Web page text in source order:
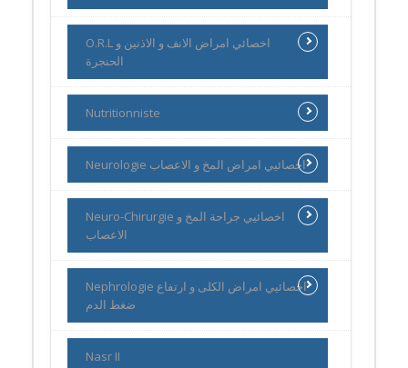
O.R.L اخصائي امراض الانف و الاذنين و
الحنجرة
Nutritionniste
Neurologie اخصائيي امراض المخ و الاعصاب
Neuro-Chirurgie اخصائيي جراحة المخ و
الاعصاب
Nephrologie اخصائيي امراض الكلى و ارتفاع
ضغط الدم
Nasr II